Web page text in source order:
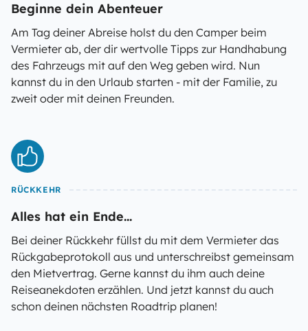
Beginne dein Abenteuer
Am Tag deiner Abreise holst du den Camper beim
Vermieter ab, der dir wertvolle Tipps zur Handhabung
des Fahrzeugs mit auf den Weg geben wird. Nun
kannst du in den Urlaub starten - mit der Familie, zu
zweit oder mit deinen Freunden.
RÜCKKEHR
Alles hat ein Ende...
Bei deiner Rückkehr füllst du mit dem Vermieter das
Rückgabeprotokoll aus und unterschreibst gemeinsam
den Mietvertrag. Gerne kannst du ihm auch deine
Reiseanekdoten erzählen. Und jetzt kannst du auch
schon deinen nächsten Roadtrip planen!